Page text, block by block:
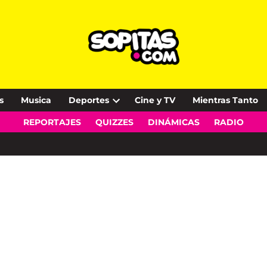
Musica Deportes
Open
dropdown
Cine y TV Mientras Tanto
REPORTAJES QUIZZES DINÁMICAS RADIO